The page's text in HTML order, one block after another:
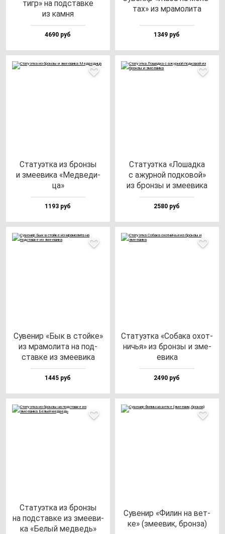
тигр» на под­став­ке
из кам­ня
4690 руб
тах» из мра­мо­ли­та
1349 руб
Ста­ту­эт­ка из брон­зы
и зме­еви­ка «Мед­ве­ди­
ца»
1193 руб
Ста­ту­эт­ка «Лошад­ка
с ажур­ной под­ко­вой»
из брон­зы и зме­еви­ка
2580 руб
Суве­нир «Бык в стой­ке»
из мра­мо­ли­та на под­
став­ке из зме­еви­ка
1445 руб
Ста­ту­эт­ка «Соба­ка охот­
ничья» из брон­зы и зме­
еви­ка
2490 руб
Ста­ту­эт­ка из брон­зы
на под­став­ке из зме­еви­
ка «Белый мед­ведь»
Суве­нир «Филин на вет­
ке» (зме­евик, брон­за)